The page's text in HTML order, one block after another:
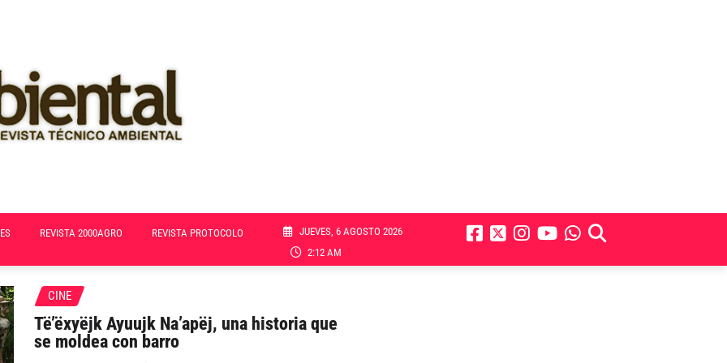
REVISTA 2000AGRO REVISTA PROTOCOLO
JUEVES, 6 AGOSTO 2026
2:12 AM
CINE
Të’ëxyëjk Ayuujk Na’apëj, una historia que
se moldea con barro